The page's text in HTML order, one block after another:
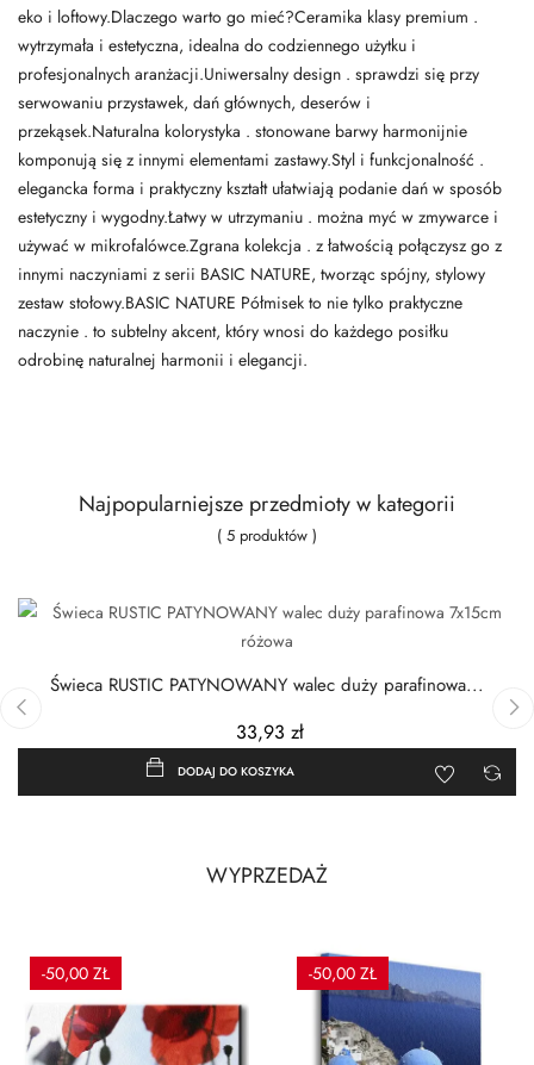
eko i loftowy.Dlaczego warto go mieć?Ceramika klasy premium .
wytrzymała i estetyczna, idealna do codziennego użytku i
profesjonalnych aranżacji.Uniwersalny design . sprawdzi się przy
serwowaniu przystawek, dań głównych, deserów i
przekąsek.Naturalna kolorystyka . stonowane barwy harmonijnie
komponują się z innymi elementami zastawy.Styl i funkcjonalność .
elegancka forma i praktyczny kształt ułatwiają podanie dań w sposób
estetyczny i wygodny.Łatwy w utrzymaniu . można myć w zmywarce i
używać w mikrofalówce.Zgrana kolekcja . z łatwością połączysz go z
innymi naczyniami z serii BASIC NATURE, tworząc spójny, stylowy
zestaw stołowy.BASIC NATURE Półmisek to nie tylko praktyczne
naczynie . to subtelny akcent, który wnosi do każdego posiłku
odrobinę naturalnej harmonii i elegancji.
Najpopularniejsze przedmioty w kategorii
( 5 produktów )
Świeca RUSTIC PATYNOWANY walec duży parafinowa...
33,93 zł
DODAJ DO KOSZYKA
‹ ›
WYPRZEDAŻ
-50,00 ZŁ -50,00 ZŁ